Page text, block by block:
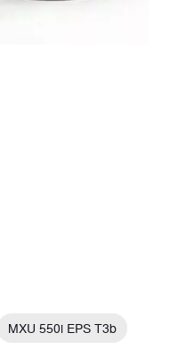
MXU 550i EPS T3b